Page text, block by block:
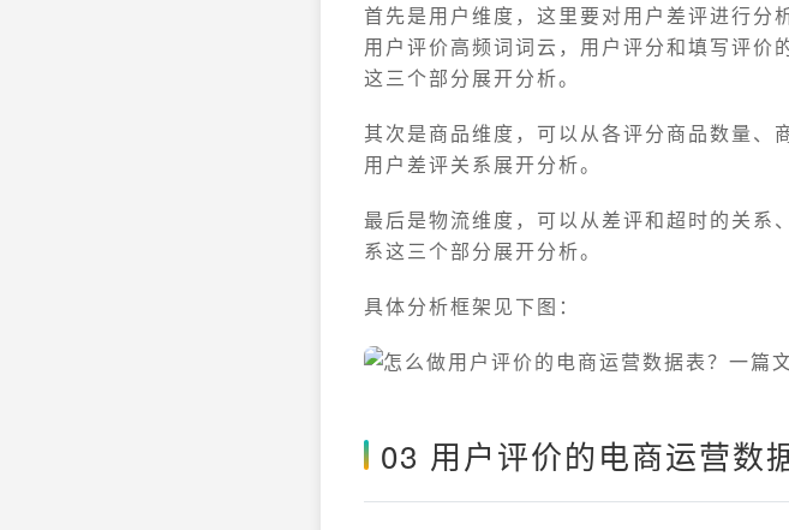
首先是用户维度，这里要对用户差评进行
用户评价高频词词云，用户评分和填写评价
这三个部分展开分析。
其次是商品维度，可以从各评分商品数量、
用户差评关系展开分析。
最后是物流维度，可以从差评和超时的关系
系这三个部分展开分析。
具体分析框架见下图：
03 用户评价的电商运营数